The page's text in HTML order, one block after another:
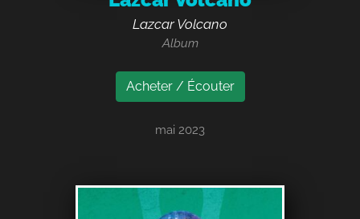
Lazcar Volcano
Album
Acheter / Écouter
mai 2023